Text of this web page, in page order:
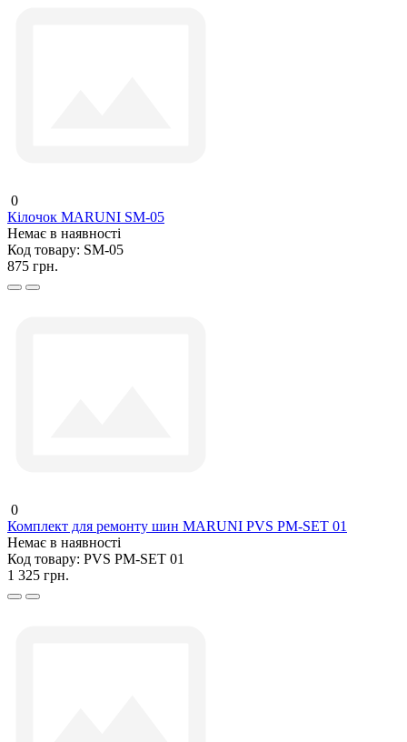
0
Кілочок MARUNI SM-05
Немає в наявності
Код товару: SM-05
875 грн.
0
Комплект для ремонту шин MARUNI PVS PM-SET 01
Немає в наявності
Код товару: PVS PM-SET 01
1 325 грн.